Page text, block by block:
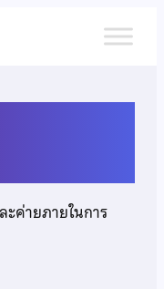
ค่ายภายในการ